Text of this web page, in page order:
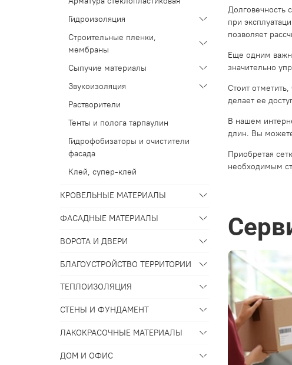
Долговечность
при
позволяет
Еще одним
значительно
Стоит
делает ее
В нашем
длин. Вы можете
Приобретая
необходимым
Гидроизоляция
Строительные пленки,
мембраны
Сыпучие материалы
Звукоизоляция
Растворители
Тенты и полога тарпаулин
Гидрофобизаторы и очистители
фасада
Клей, супер-клей
КРОВЕЛЬНЫЕ МАТЕРИАЛЫ
ФАСАДНЫЕ МАТЕРИАЛЫ
ВОРОТА И ДВЕРИ
БЛАГОУСТРОЙСТВО ТЕРРИТОРИИ
ТЕПЛОИЗОЛЯЦИЯ
СТЕНЫ И ФУНДАМЕНТ
ЛАКОКРАСОЧНЫЕ МАТЕРИАЛЫ
ДОМ И ОФИС